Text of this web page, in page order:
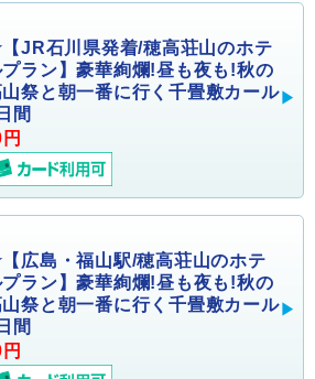
JR石川県発着/穂高荘山のホテ
プラン】豪華絢爛!昼も夜も!秋の
祭と朝一番に行く千畳敷カール
間
広島・福山駅/穂高荘山のホテ
プラン】豪華絢爛!昼も夜も!秋の
祭と朝一番に行く千畳敷カール
間